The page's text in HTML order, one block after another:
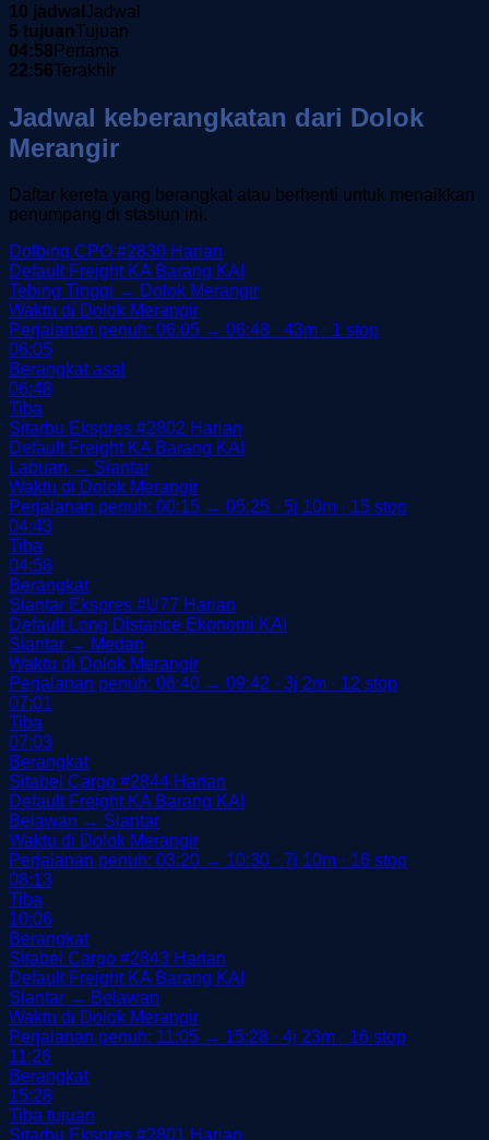
10 jadwal Jadwal
5 tujuanTujuan
04:58 Pertama
22:56Terakhir
Jadwal keberangkatan dari Dolok
Merangir
Daftar kereta yang berangkat atau berhenti untuk menaikkan
penumpang di stasiun ini.
Dolbing CPO #2830 Harian
Default Freight KA Barang KAI
Tebing Tinggi → Dolok Merangir
Waktu di Dolok Merangir
Perjalanan penuh: 06:05 → 06:48 · 43m · 1 stop
06:05
Berangkat asal
06:48
Tiba
Sitarbu Ekspres #2802 Harian
Default Freight KA Barang KAI
Labuan → Siantar
Waktu di Dolok Merangir
Perjalanan penuh: 00:15 → 05:25 · 5j 10m · 15 stop
04:43
Tiba
04:58
Berangkat
Siantar Ekspres #U77 Harian
Default Long Distance Ekonomi KAI
Siantar → Medan
Waktu di Dolok Merangir
Perjalanan penuh: 06:40 → 09:42 · 3j 2m · 12 stop
07:01
Tiba
07:03
Berangkat
Sitabel Cargo #2844 Harian
Default Freight KA Barang KAI
Belawan → Siantar
Waktu di Dolok Merangir
Perjalanan penuh: 03:20 → 10:30 · 7j 10m · 16 stop
08:13
Tiba
10:06
Berangkat
Sitabel Cargo #2843 Harian
Default Freight KA Barang KAI
Siantar → Belawan
Waktu di Dolok Merangir
Perjalanan penuh: 11:05 → 15:28 · 4j 23m · 16 stop
11:26
Berangkat
15:28
Tiba tujuan
Sitarbu Ekspres #2801 Harian